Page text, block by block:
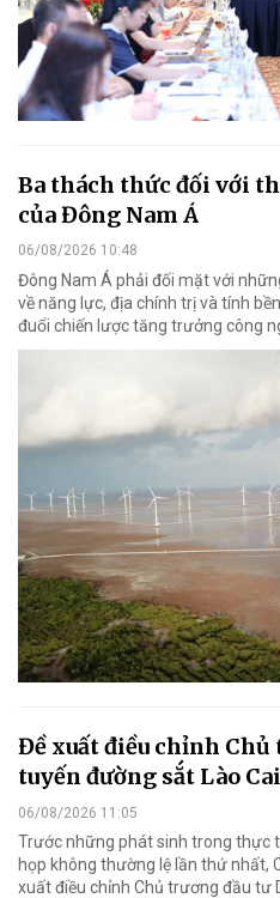
Ba thách thức đối với
của Đông Nam Á
06/08/2026 10:48
Đông Nam Á phải đối mặt với
về năng lực, địa chính trị và tính
đuổi chiến lược tăng trưởng công
Đề xuất điều chỉnh Chủ
tuyến đường sắt Lào
06/08/2026 11:05
Trước những phát sinh trong thực
họp không thường lệ lần thứ nhất,
xuất điều chỉnh Chủ trương đầu tư